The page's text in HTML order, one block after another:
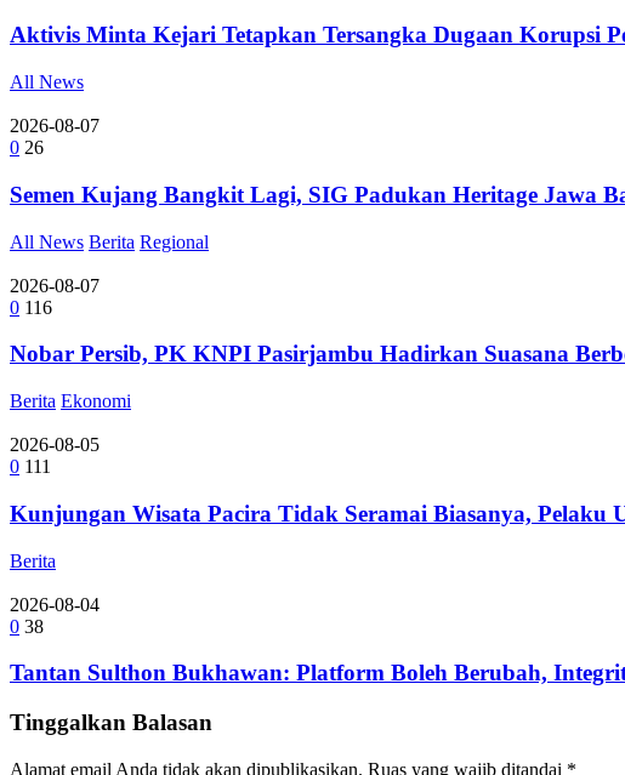
Aktivis Minta Kejari Tetapkan Tersangka Dugaan Korupsi
All News
2026-08-07
0 26
Semen Kujang Bangkit Lagi, SIG Padukan Heritage Jawa
All News Berita Regional
2026-08-07
0 116
Nobar Persib, PK KNPI Pasirjambu Hadirkan Suasana
Berita Ekonomi
2026-08-05
0 111
Kunjungan Wisata Pacira Tidak Seramai Biasanya, Pelaku
Berita
2026-08-04
0 38
Tantan Sulthon Bukhawan: Platform Boleh Berubah,
Tinggalkan Balasan
Alamat email Anda tidak akan dipublikasikan. Ruas yang wajib ditandai *